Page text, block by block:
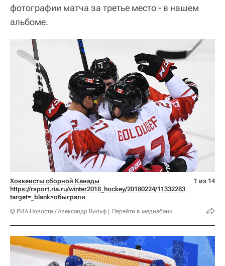
фотографии матча за третье место - в нашем
альбоме.
https://rsport.ria.ru/winter2018_hockey/20180224/1133228311.html
target=_blank>обыграли
© РИА Новости / Александр Вильф Перейти в медиабанк
1 из 14